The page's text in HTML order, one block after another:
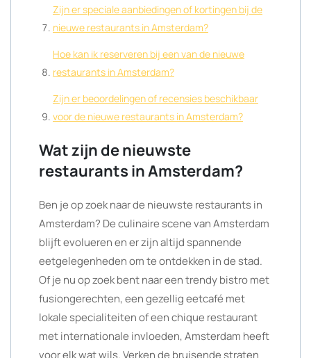
Zijn er speciale aanbiedingen of kortingen bij de
nieuwe restaurants in Amsterdam?
Hoe kan ik reserveren bij een van de nieuwe
restaurants in Amsterdam?
Zijn er beoordelingen of recensies beschikbaar
voor de nieuwe restaurants in Amsterdam?
Wat zijn de nieuwste
restaurants in Amsterdam?
Ben je op zoek naar de nieuwste restaurants in
Amsterdam? De culinaire scene van Amsterdam
blijft evolueren en er zijn altijd spannende
eetgelegenheden om te ontdekken in de stad.
Of je nu op zoek bent naar een trendy bistro met
fusiongerechten, een gezellig eetcafé met
lokale specialiteiten of een chique restaurant
met internationale invloeden, Amsterdam heeft
voor elk wat wils. Verken de bruisende straten